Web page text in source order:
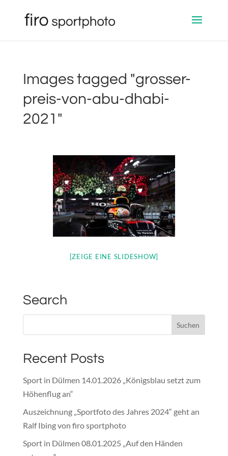
Images tagged "grosser-
preis-von-abu-dhabi-
2021"
[ZEIGE EINE SLIDESHOW]
Search
Recent Posts
Sport in Dülmen 14.01.2026 „Königsblau setzt zum
Höhenflug an“
Auszeichnung „Sportfoto des Jahres 2024“ geht an
Ralf Ibing von firo sportphoto
Sport in Dülmen 08.01.2025 „Auf den Händen